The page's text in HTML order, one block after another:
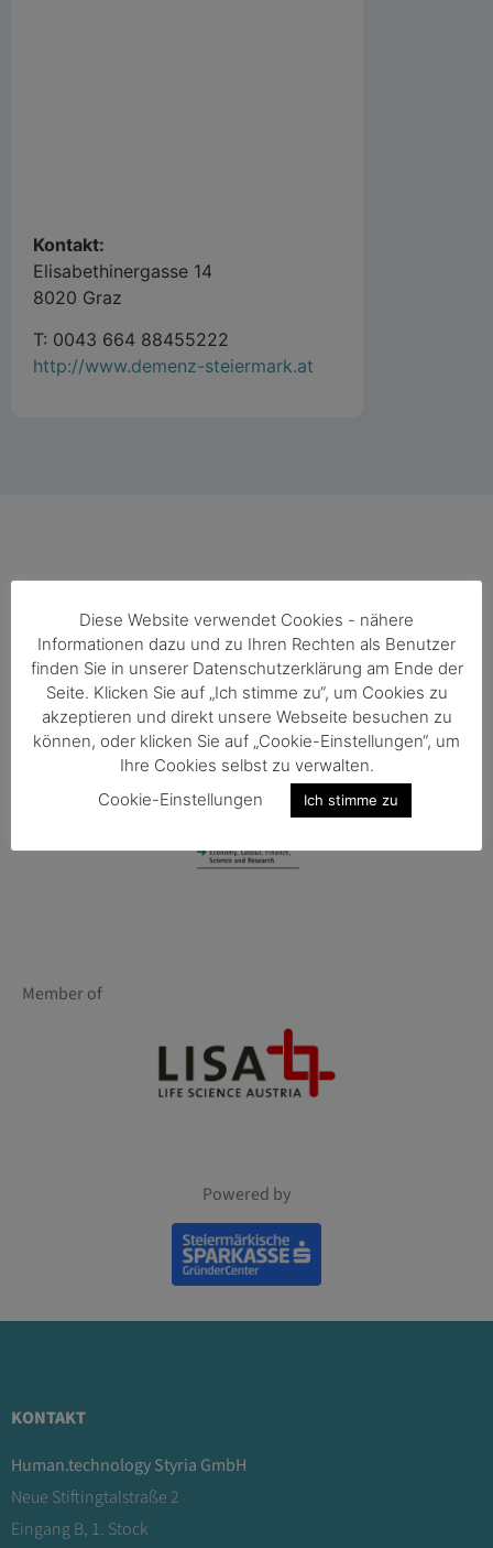
Kontakt:
Elisabethinergasse 14
8020 Graz
T: 0043 664 88455222
http://www.demenz-steiermark.at
Funded by
Member of
Powered by
KONTAKT
Human.technology Styria GmbH
Neue Stiftingtalstraße 2
Eingang B, 1. Stock
Diese Website verwendet Cookies - nähere
Informationen dazu und zu Ihren Rechten als Benutzer
finden Sie in unserer Datenschutzerklärung am Ende der
Seite. Klicken Sie auf „Ich stimme zu“, um Cookies zu
akzeptieren und direkt unsere Webseite besuchen zu
können, oder klicken Sie auf „Cookie-Einstellungen“, um
Ihre Cookies selbst zu verwalten.
Cookie-Einstellungen
Ich stimme zu